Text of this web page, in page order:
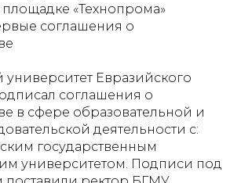
площадке «Технопрома»
соглашения о
Евразийского
соглашения о
в сфере образовательной и
деятельности с:
государственным
университетом. Подписи под